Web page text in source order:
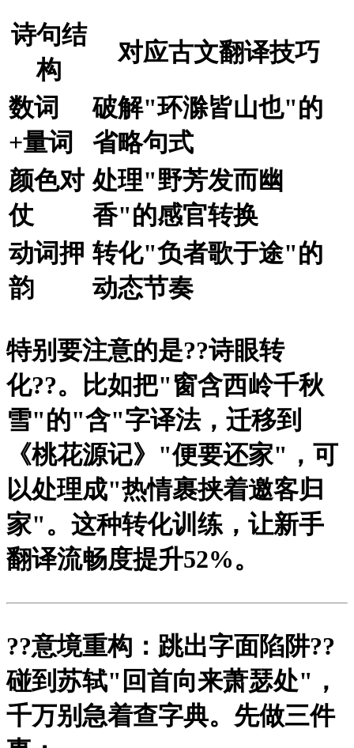
诗句结
构
对应古文翻译技巧
数词
+量词
破解"环滁皆山也"的
省略句式
颜色对
仗
处理"野芳发而幽
香"的感官转换
动词押
韵
转化"负者歌于途"的
动态节奏
特别要注意的是??诗眼转
化??。比如把"窗含西岭千秋
雪"的"含"字译法，迁移到
《桃花源记》"便要还家"，可
以处理成"热情裹挟着邀客归
家"。这种转化训练，让新手
翻译流畅度提升52%。
??意境重构：跳出字面陷阱??
碰到苏轼"回首向来萧瑟处"，
千万别急着查字典。先做三件